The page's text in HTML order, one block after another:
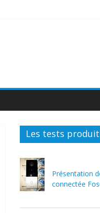
Les tests
Présentation
connectée